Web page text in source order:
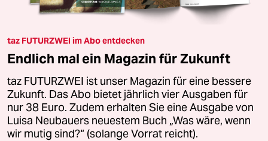
taz FUTURZWEI im Abo entdecken
Endlich mal ein Magazin für Zukunft
taz FUTURZWEI ist unser Magazin für eine bessere
Zukunft. Das Abo bietet jährlich vier Ausgaben für
nur 38 Euro. Zudem erhalten Sie eine Ausgabe von
Luisa Neubauers neuestem Buch „Was wäre, wenn
wir mutig sind?“ (solange Vorrat reicht).